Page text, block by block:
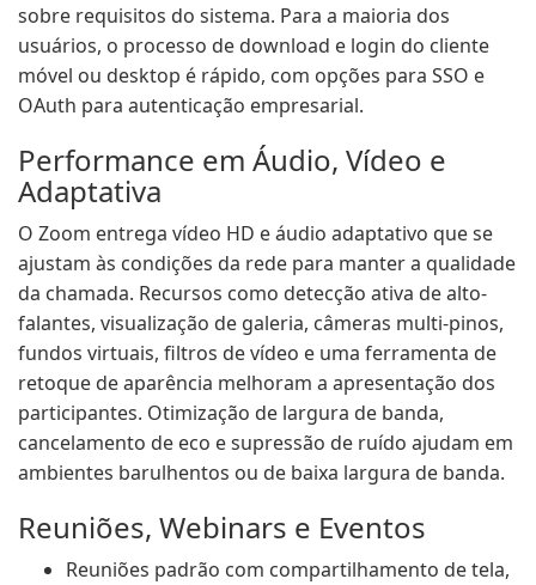
sobre requisitos do sistema. Para a maioria dos
usuários, o processo de download e login do cliente
móvel ou desktop é rápido, com opções para SSO e
OAuth para autenticação empresarial.
Performance em Áudio, Vídeo e
Adaptativa
O Zoom entrega vídeo HD e áudio adaptativo que se
ajustam às condições da rede para manter a qualidade
da chamada. Recursos como detecção ativa de alto-
falantes, visualização de galeria, câmeras multi-pinos,
fundos virtuais, filtros de vídeo e uma ferramenta de
retoque de aparência melhoram a apresentação dos
participantes. Otimização de largura de banda,
cancelamento de eco e supressão de ruído ajudam em
ambientes barulhentos ou de baixa largura de banda.
Reuniões, Webinars e Eventos
Reuniões padrão com compartilhamento de tela,